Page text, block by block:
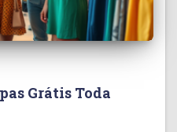
Grátis Toda